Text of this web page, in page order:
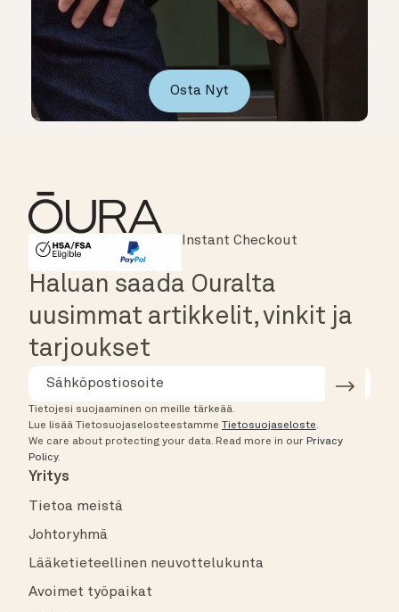
Osta Nyt
HSA/FSA Eligible
Affirm
Instant Checkout
Major Cards Accepted
Haluan saada Ouralta
uusimmat artikkelit, vinkit ja
tarjoukset
Tietojesi suojaaminen on meille tärkeää.
Lue lisää Tietosuojaselosteestamme Tietosuojaseloste.
We care about protecting your data. Read more in our Privacy
Policy.
Yritys
Tietoa meistä
Johtoryhmä
Lääketieteellinen neuvottelukunta
Avoimet työpaikat